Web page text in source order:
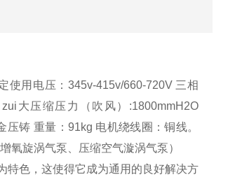
使用电压：345v-415v/660-720V 三相
大压缩压力（吹风）:1800mmH2O
铸 重量：91kg 电机绕线圈：铜线。
氧旋涡气泵、压缩空气漩涡气泵）
特色，这使得它成为通用的良好解决方